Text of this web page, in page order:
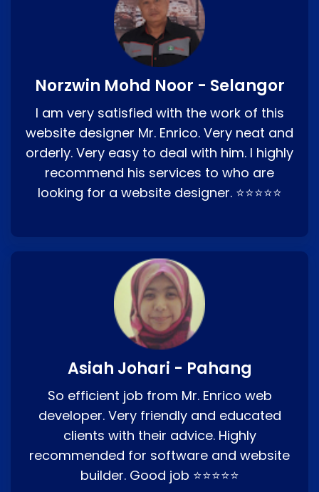
Norzwin Mohd Noor - Selangor
I am very satisfied with the work of this
website designer Mr. Enrico. Very neat and
orderly. Very easy to deal with him. I highly
recommend his services to who are
looking for a website designer. ⭐⭐⭐⭐⭐
Asiah Johari - Pahang
So efficient job from Mr. Enrico web
developer. Very friendly and educated
clients with their advice. Highly
recommended for software and website
builder. Good job ⭐⭐⭐⭐⭐